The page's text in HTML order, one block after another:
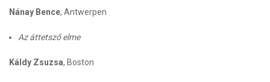
Nánay Bence, Antwerpen
Az áttetsző elme
Káldy Zsuzsa, Boston